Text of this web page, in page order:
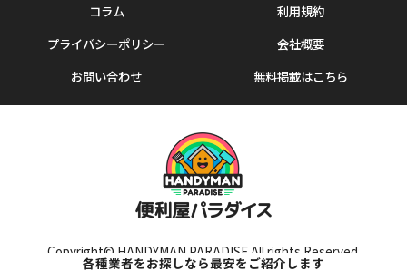
コラム
利用規約
プライバシーポリシー
会社概要
お問い合わせ
無料掲載はこちら
Copyright© HANDYMAN PARADISE All rights Reserved.
各種業者をお探しなら最安をご紹介します